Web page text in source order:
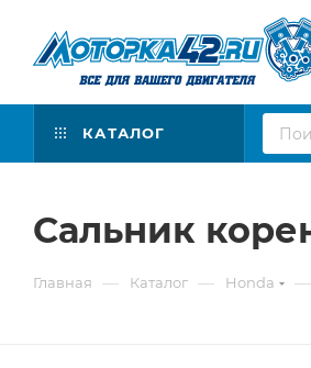
КАТАЛОГ
Сальник
Главная — Каталог — Honda —